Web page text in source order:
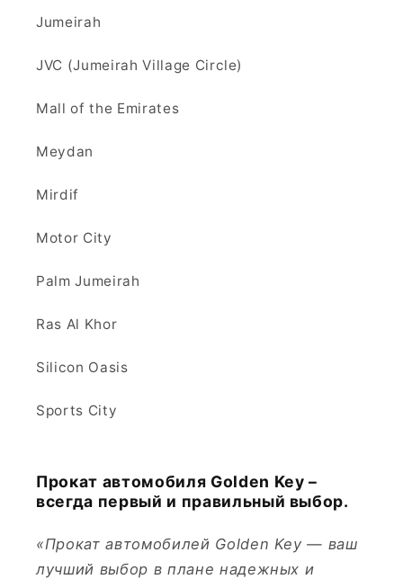
Jumeirah
JVC (Jumeirah Village Circle)
Mall of the Emirates
Meydan
Mirdif
Motor City
Palm Jumeirah
Ras Al Khor
Silicon Oasis
Sports City
Прокат автомобиля Golden Key –
всегда первый и правильный выбор.
«Прокат автомобилей Golden Key — ваш
лучший выбор в плане надежных и